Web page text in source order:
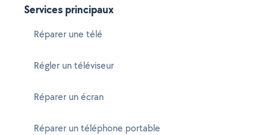
Services principaux
Réparer une télé
Régler un téléviseur
Réparer un écran
Réparer un téléphone portable